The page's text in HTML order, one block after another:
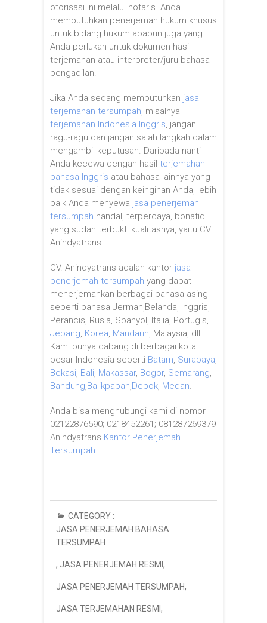
otorisasi ini melalui notaris. Anda
membutuhkan penerjemah hukum khusus
untuk bidang hukum apapun juga yang
Anda perlukan untuk dokumen hasil
terjemahan atau interpreter/juru bahasa
pengadilan.
Jika Anda sedang membutuhkan jasa
terjemahan tersumpah, misalnya
terjemahan Indonesia Inggris, jangan
ragu-ragu dan jangan salah langkah dalam
mengambil keputusan. Daripada nanti
Anda kecewa dengan hasil terjemahan
bahasa Inggris atau bahasa lainnya yang
tidak sesuai dengan keinginan Anda, lebih
baik Anda menyewa jasa penerjemah
tersumpah handal, terpercaya, bonafid
yang sudah terbukti kualitasnya, yaitu CV.
Anindyatrans.
CV. Anindyatrans adalah kantor jasa
penerjemah tersumpah yang dapat
menerjemahkan berbagai bahasa asing
seperti bahasa Jerman,Belanda, Inggris,
Perancis, Rusia, Spanyol, Italia, Portugis,
Jepang, Korea, Mandarin, Malaysia, dll.
Kami punya cabang di berbagai kota
besar Indonesia seperti Batam, Surabaya,
Bekasi, Bali, Makassar, Bogor, Semarang,
Bandung,Balikpapan,Depok, Medan.
Anda bisa menghubungi kami di nomor
02122876590; 0218452261; 081287269379
Anindyatrans Kantor Penerjemah
Tersumpah.
CATEGORY :
JASA PENERJEMAH BAHASA
TERSUMPAH
, JASA PENERJEMAH RESMI ,
JASA PENERJEMAH TERSUMPAH,
JASA TERJEMAHAN RESMI ,